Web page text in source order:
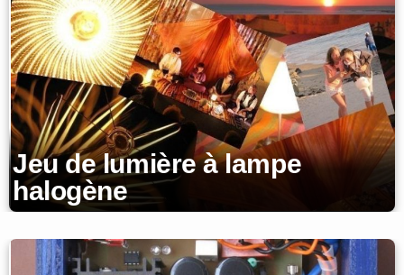
Jeu de lumière à lampe
halogène